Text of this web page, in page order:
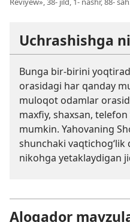
Uchrashishga
Bunga bir-birini
orasidagi har qanday
muloqot odamlar
maxfiy, shaxsan,
mumkin. Yahovaning
shunchaki
nikohga yetaklaydigan
Aloqador